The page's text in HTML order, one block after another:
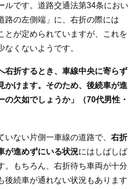
ルです。道路交通法第34条におい
路の左側端」に、右折の際には
とが定められていますが、これを
くないようです。
右折するとき、車線中央に寄らず
かけます。そのため、後続車が進
の欠如でしょうか」（70代男性・
ない片側一車線の道路で、 右折
が進めずにいる状況にはしばしば
。もちろん、右折待ち車両が十分
後続車が通れない状況もあります